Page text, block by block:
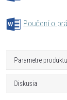
Poučení o
Parametre produktu
Diskusia